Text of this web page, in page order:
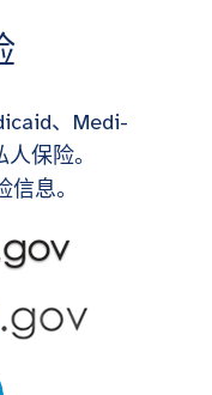
、Medi-
保险。
息。